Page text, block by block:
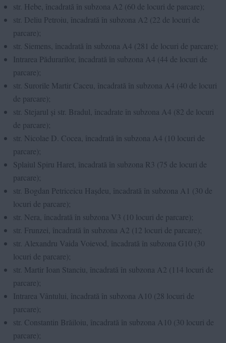
str. Hebe, încadrată în subzona A2 (60 de locuri de parcare);
str. Deliu Petroiu, încadrată în subzona A2 (22 de locuri de
parcare);
str. Siemens, încadrată în subzona A4 (281 de locuri de parcare);
Intrarea Pădurarilor, încadrată în subzona A4 (44 de locuri de
parcare);
str. Surorile Martir Caceu, încadrată în subzona A4 (40 de locuri
de parcare);
str. Stejarul și str. Bradul, încadrate în subzona A4 (82 de locuri
de parcare);
str. Nicolae D. Cocea, încadrată în subzona A4 (10 locuri de
parcare);
Splaiul Spiru Haret, încadrată în subzona R3 (75 de locuri de
parcare);
str. Bogdan Petriceicu Hașdeu, încadrată în subzona A1 (30 de
locuri de parcare);
str. Nera, încadrată în subzona V3 (10 locuri de parcare);
str. Frunzei, încadrată în subzona A2 (12 locuri de parcare);
str. Alexandru Vaida Voievod, încadrată în subzona G10 (30
locuri de parcare);
str. Martir Ioan Stanciu, încadrată în subzona A2 (114 locuri de
parcare);
Intrarea Vântului, încadrată în subzona A10 (28 locuri de
parcare);
str. Constantin Brăiloiu, încadrată în subzona A10 (30 locuri de
parcare);